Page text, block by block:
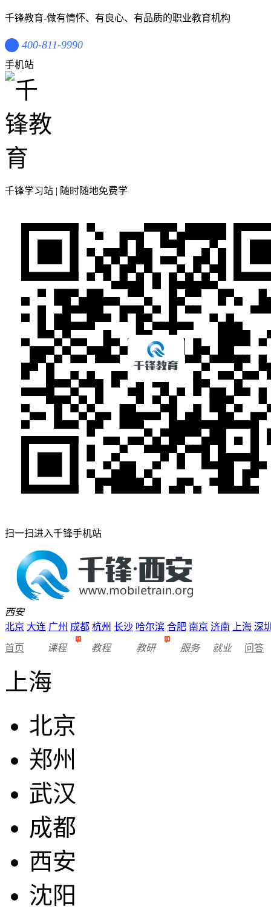
千锋教育-做有情怀、有良心、有品质的职业教育机构
400-811-9990
手机站
千锋学习站 | 随时随地免费学
扫一扫进入千锋手机站
西安
北京 大连 广州 成都 杭州 长沙 哈尔滨 合肥 南京 济南 上海 深
首页 课程 教程 教研 服务 就业 问答
上海
北京
郑州
武汉
成都
西安
沈阳